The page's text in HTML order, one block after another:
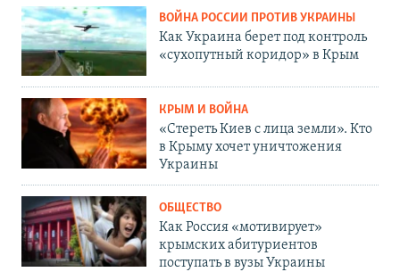
ВОЙНА РОССИИ ПРОТИВ УКРАИНЫ
Как Украина берет под контроль
«сухопутный коридор» в Крым
КРЫМ И ВОЙНА
«Стереть Киев с лица земли». Кто
в Крыму хочет уничтожения
Украины
ОБЩЕСТВО
Как Россия «мотивирует»
крымских абитуриентов
поступать в вузы Украины